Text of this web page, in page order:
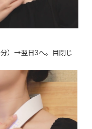
）→翌日3へ。目閉じ